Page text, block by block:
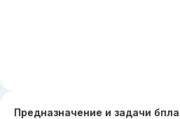
Предназначение и задачи